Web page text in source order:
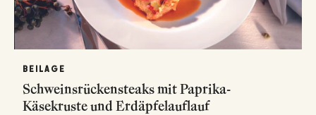
BEILAGE
Schweinsrückensteaks mit Paprika-
Käsekruste und Erdäpfelauflauf